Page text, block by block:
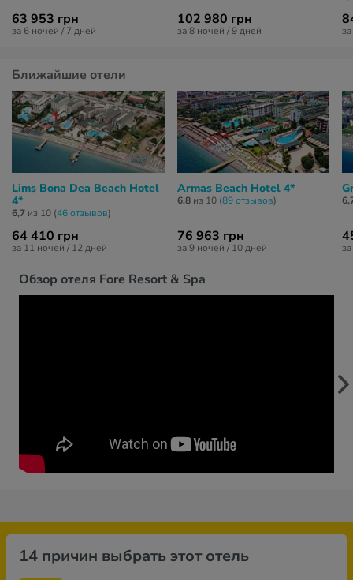
Обзор отеля Fore Resort & Spa
63 953 грн
за 6 ночей / 7 дней
102 980 грн
за 8 ночей / 9 дней
Ближайшие отели
Lims Bona Dea Beach Hotel
4*
6,7 из 10 (46 отзывов)
64 410 грн
за 11 ночей / 12 дней
Armas Beach Hotel 4*
6,8из 10 (89 отзывов)
76 963 грн
за 9 ночей / 10 дней
14 причин выбрать этот отель